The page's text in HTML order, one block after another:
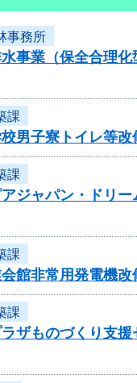
事務所
水事業（保全合
課
男子寮トイレ等
課
アジャパン・ドリ
課
館非常用発電機
課
ラザものづくり支